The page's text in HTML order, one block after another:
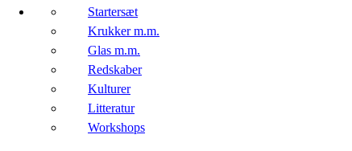
Startersæt
Krukker m.m.
Glas m.m.
Redskaber
Kulturer
Litteratur
Workshops